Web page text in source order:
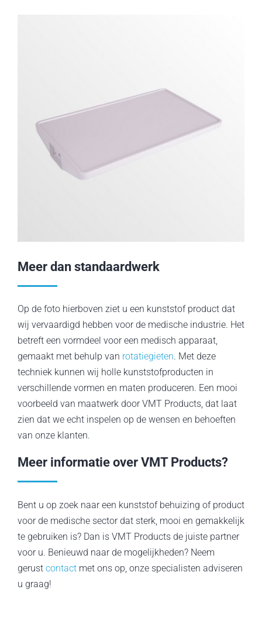
Meer dan standaardwerk
Op de foto hierboven ziet u een kunststof product dat
wij vervaardigd hebben voor de medische industrie. Het
betreft een vormdeel voor een medisch apparaat,
gemaakt met behulp van rotatiegieten. Met deze
techniek kunnen wij holle kunststofproducten in
verschillende vormen en maten produceren. Een mooi
voorbeeld van maatwerk door VMT Products, dat laat
zien dat we echt inspelen op de wensen en behoeften
van onze klanten.
Meer informatie over VMT Products?
Bent u op zoek naar een kunststof behuizing of product
voor de medische sector dat sterk, mooi en gemakkelijk
te gebruiken is? Dan is VMT Products de juiste partner
voor u. Benieuwd naar de mogelijkheden? Neem
gerust contactmet ons op, onze specialisten adviseren
u graag!